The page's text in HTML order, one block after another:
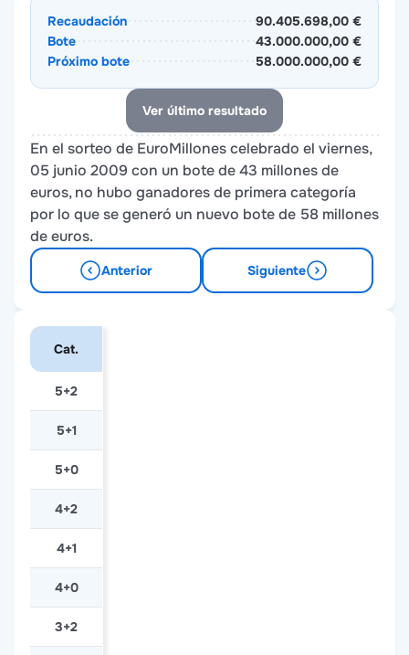
Recaudación
90.405.698,00 €
Bote
43.000.000,00 €
Próximo bote
58.000.000,00 €
Ver último resultado
En el sorteo de EuroMillones celebrado el viernes,
05 junio 2009 con un bote de 43 millones de
euros, no hubo ganadores de primera categoría
por lo que se generó un nuevo bote de 58 millones
de euros.
Anterior Siguiente
Cat.
5+2
5+1
5+0
4+2
4+1
4+0
3+2